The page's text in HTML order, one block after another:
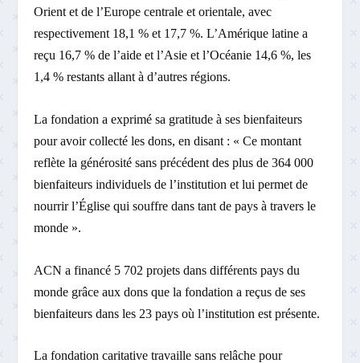
Orient et de l’Europe centrale et orientale, avec
respectivement 18,1 % et 17,7 %. L’Amérique latine a
reçu 16,7 % de l’aide et l’Asie et l’Océanie 14,6 %, les
1,4 % restants allant à d’autres régions.
La fondation a exprimé sa gratitude à ses bienfaiteurs
pour avoir collecté les dons, en disant : « Ce montant
reflète la générosité sans précédent des plus de 364 000
bienfaiteurs individuels de l’institution et lui permet de
nourrir l’Église qui souffre dans tant de pays à travers le
monde ».
ACN a financé 5 702 projets dans différents pays du
monde grâce aux dons que la fondation a reçus de ses
bienfaiteurs dans les 23 pays où l’institution est présente.
La fondation caritative travaille sans relâche pour